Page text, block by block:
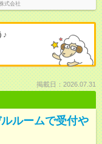
式会社
♪
掲載日：2026.07.31
ルームで受付や